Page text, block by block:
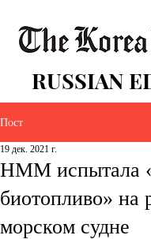
RUSSIAN
Пост
HMM испытала
биотопливо» на
морском судне
19 дек. 2021 г.